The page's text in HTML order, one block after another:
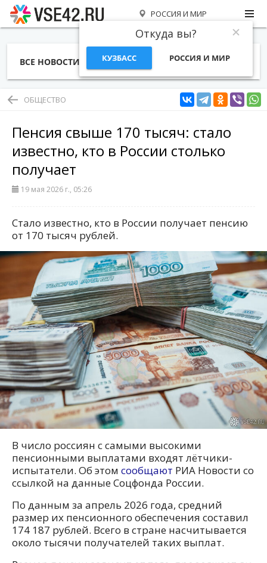
РОССИЯ И МИР
Откуда вы?
КУЗБАСС РОССИЯ И МИР
ВСЕ НОВОСТИ СТАТЬИ ТЕМЫ ФОТО
ОБЩЕСТВО
Пенсия свыше 170 тысяч: стало
известно, кто в России столько
получает
19 мая 2026 г., 05:26
Стало известно, кто в России получает пенсию
от 170 тысяч рублей.
В число россиян с самыми высокими
пенсионными выплатами входят лётчики-
испытатели. Об этом сообщают РИА Новости со
ссылкой на данные Соцфонда России.
По данным за апрель 2026 года, средний
размер их пенсионного обеспечения составил
174 187 рублей. Всего в стране насчитывается
около тысячи получателей таких выплат.